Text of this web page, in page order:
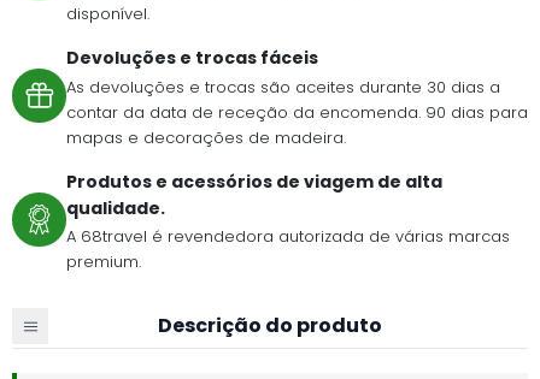
disponível.
Devoluções e trocas fáceis
As devoluções e trocas são aceites durante 30 dias a
contar da data de receção da encomenda. 90 dias para
mapas e decorações de madeira.
Produtos e acessórios de viagem de alta
qualidade.
A 68travel é revendedora autorizada de várias marcas
premium.
Descrição do produto